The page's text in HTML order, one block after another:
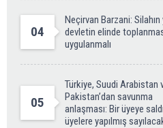
04
Neçirvan Barzani: Silahın
devletin elinde
uygulanmalı
05
Türkiye, Suudi Arabistan
Pakistan’dan savunma
anlaşması: Bir üyeye
üyelere yapılmış